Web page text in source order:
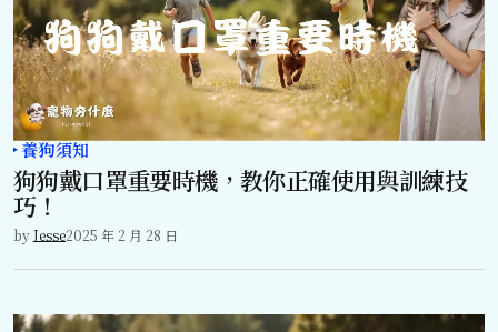
養狗須知
狗狗戴口罩重要時機，教你正確使用與訓練技
巧！
byJesse2025 年 2 月 28 日